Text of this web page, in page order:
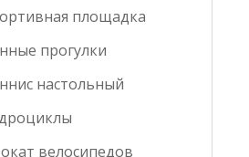
площадка
прогулки
настольный
велосипедов